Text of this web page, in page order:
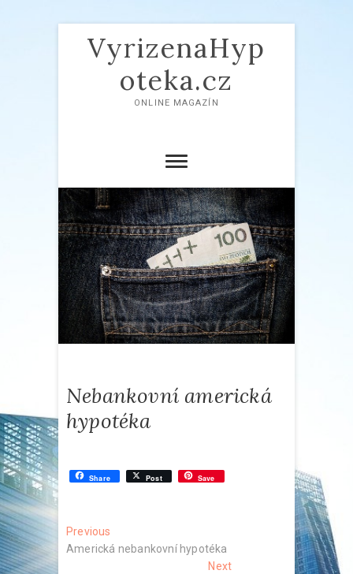
VyrizenaHyp
oteka.cz
ONLINE MAGAZÍN
Nebankovní americká
hypotéka
Share Post Save
Navigace
pro
Previous
post:
Americká nebankovní hypotéka
NextNext